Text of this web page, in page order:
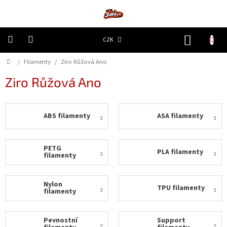
CZK
díly
ceny
Domů
/ Filamenty / Ziro Růžová Ano
Ziro Růžová Ano
ABS filamenty ASA filamenty
PETG
filamenty PLA filamenty
Nylon
filamenty TPU filamenty
Pevnostní Support